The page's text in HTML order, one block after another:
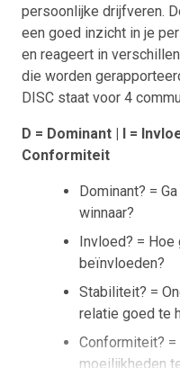
persoonlijke drijfveren.
een goed inzicht in je
en reageert in
die worden
DISC staat voor 4
D = Dominant | I =
Conformiteit
Dominant? =
winnaar?
Invloed? =
beïnvloeden?
Stabiliteit? =
relatie goed te
Conformiteit?
moeilijkheden